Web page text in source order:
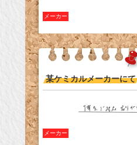
メーカー
某ケミカルメーカーにて
メーカー